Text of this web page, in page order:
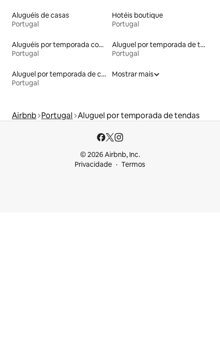
Aluguéis de casas
Portugal
Hotéis boutique
Portugal
Aluguéis por temporada com caiaque
Portugal
Aluguel por temporada de townhouses
Portugal
Aluguel por temporada de casas de veraneio
Portugal
Mostrar mais
Airbnb Portugal Aluguel por temporada de tendas
© 2026 Airbnb, Inc.
Privacidade
Termos